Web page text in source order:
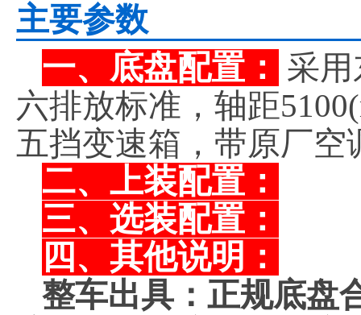
主要参数
一、底盘配置：
采
六排放标准，轴距
五挡变速箱，带原厂空
二、上装配置：
三、选装配置：
四、其他说明：
整车出具：正规底盘